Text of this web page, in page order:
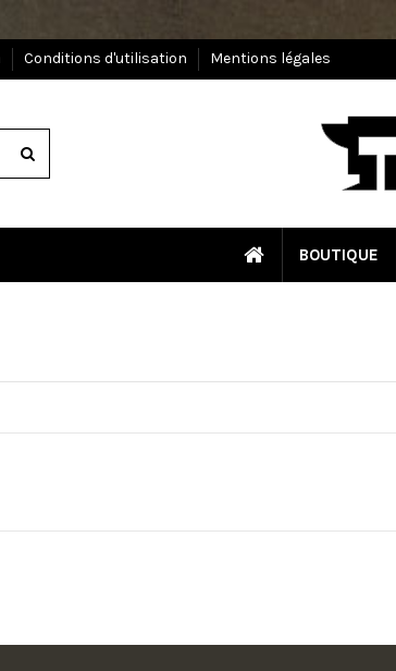
Conditions d'utilisation Mentions légales
BOUTIQUE